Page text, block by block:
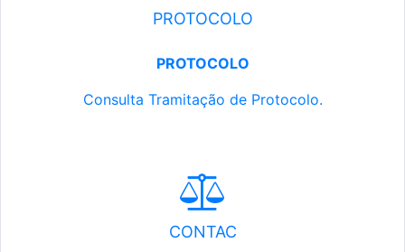
PROTOCOLO
PROTOCOLO
Consulta Tramitação de Protocolo.
CONTAC